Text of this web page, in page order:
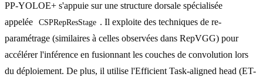
PP-YOLOE+ s'appuie sur une structure dorsale spécialisée
appelée
CSPRepResStage . Il exploite des techniques de re-
paramétrage (similaires à celles observées dans RepVGG) pour
accélérer l'inférence en fusionnant les couches de convolution lors
du déploiement. De plus, il utilise l'Efficient Task-aligned head (ET-